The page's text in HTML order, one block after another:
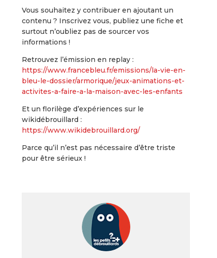
Vous souhaitez y contribuer en ajoutant un
contenu ? Inscrivez vous, publiez une fiche et
surtout n’oubliez pas de sourcer vos
informations !
Retrouvez l’émission en replay :
https://www.francebleu.fr/emissions/la-vie-en-
bleu-le-dossier/armorique/jeux-animations-et-
activites-a-faire-a-la-maison-avec-les-enfants
Et un florilège d’expériences sur le
wikidébrouillard :
https://www.wikidebrouillard.org/
Parce qu’il n’est pas nécessaire d’être triste
pour être sérieux !